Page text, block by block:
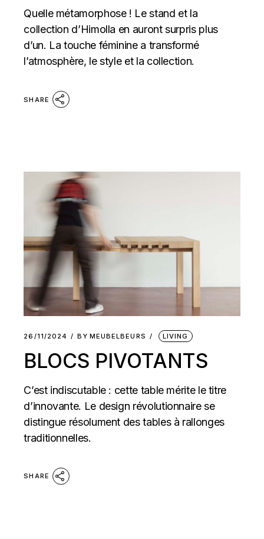
Quelle métamorphose ! Le stand et la
collection d’Himolla en auront surpris plus
d’un. La touche féminine a transformé
l’atmosphère, le style et la collection.
SHARE
26/11/2024 BY MEUBELBEURS LIVING
BLOCS PIVOTANTS
C’est indiscutable : cette table mérite le titre
d’innovante. Le design révolutionnaire se
distingue résolument des tables à rallonges
traditionnelles.
SHARE